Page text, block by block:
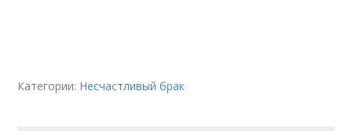
Категории: Несчастливый брак